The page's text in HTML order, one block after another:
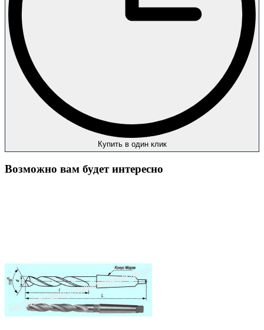
Купить в один клик
Возможно вам будет интересно